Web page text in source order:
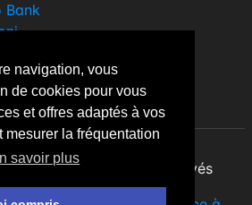
navigation, vous
de cookies pour vous
et offres adaptés à vos
mesurer la fréquentation
savoir plus
Bank
2026 - Tous droits réservés